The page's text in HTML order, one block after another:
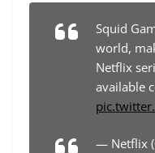
Squid
world,
Netflix
available
— Netflix